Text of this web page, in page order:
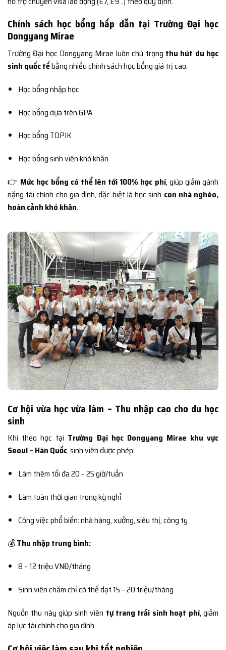
Chính sách học bổng hấp dẫn tại Trường Đại học
Dongyang Mirae
Trường Đại học Dongyang Mirae luôn chú trọng thu hút du học
sinh quốc tếbằng nhiều chính sách học bổng giá trị cao:
Học bổng nhập học
Học bổng dựa trên GPA
Học bổng TOPIK
Học bổng sinh viên khó khăn
👉 Mức học bổng có thể lên tới 100% học phí, giúp giảm gánh
nặng tài chính cho gia đình, đặc biệt là học sinh con nhà nghèo,
hoàn cảnh khó khăn.
Cơ hội vừa học vừa làm – Thu nhập cao cho du học
sinh
Khi theo học tại Trường Đại học Dongyang Mirae khu vực
Seoul – Hàn Quốc, sinh viên được phép:
Làm thêm tối đa 20 – 25 giờ/tuần
Làm toàn thời gian trong kỳ nghỉ
Công việc phổ biến: nhà hàng, xưởng, siêu thị, công ty
💰Thu nhập trung bình:
8 – 12 triệu VNĐ/tháng
Sinh viên chăm chỉ có thể đạt 15 – 20 triệu/tháng
Nguồn thu này giúp sinh viên tự trang trải sinh hoạt phí, giảm
áp lực tài chính cho gia đình.